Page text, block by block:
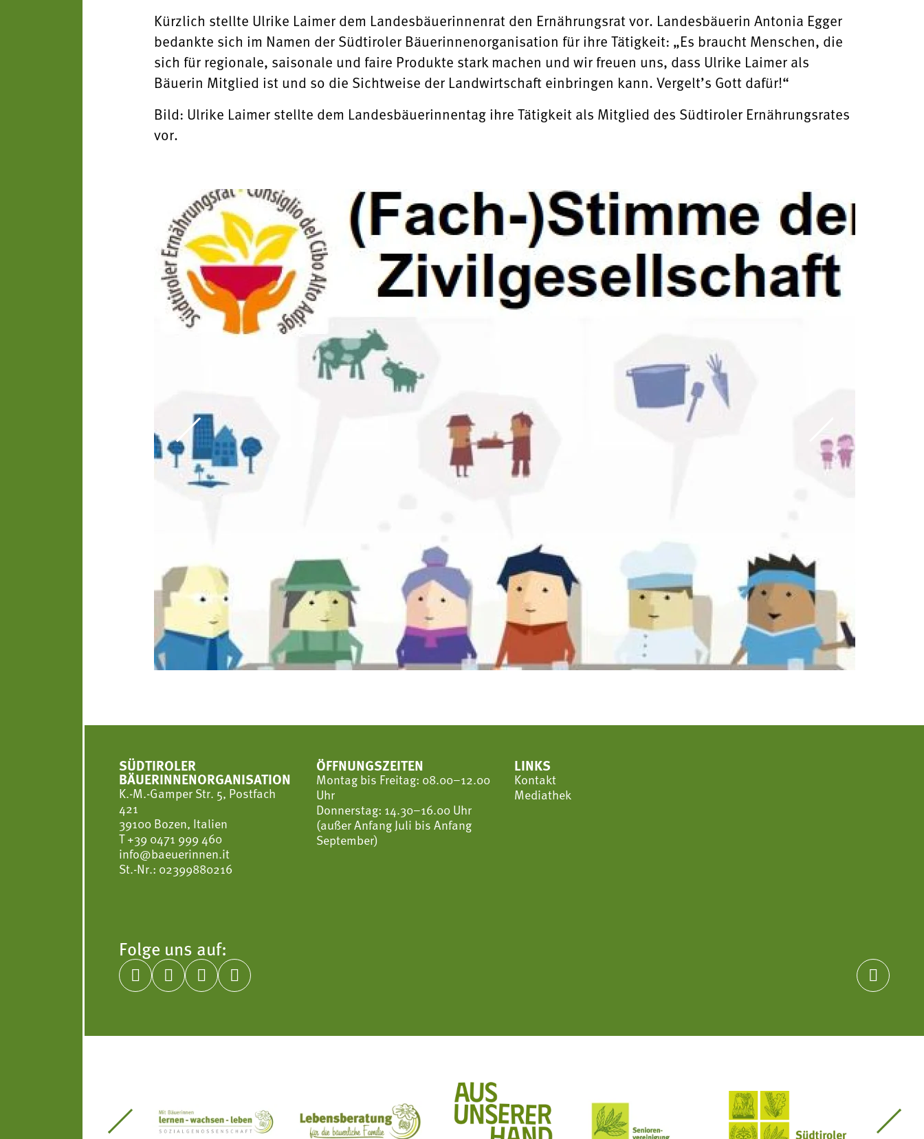
Kürzlich stellte Ulrike Laimer dem Landesbäuerinnenrat den Ernährungsrat vor. Landesbäuerin Antonia Egger
bedankte sich im Namen der Südtiroler Bäuerinnenorganisation für ihre Tätigkeit: „Es braucht Menschen, die
sich für regionale, saisonale und faire Produkte stark machen und wir freuen uns, dass Ulrike Laimer als
Bäuerin Mitglied ist und so die Sichtweise der Landwirtschaft einbringen kann. Vergelt’s Gott dafür!“
Bild: Ulrike Laimer stellte dem Landesbäuerinnentag ihre Tätigkeit als Mitglied des Südtiroler Ernährungsrates
vor.
SÜDTIROLER
BÄUERINNENORGANISATION
K.-M.-Gamper Str. 5, Postfach
421
39100 Bozen, Italien
T+39 0471 999 460
info@baeuerinnen.it
St.-Nr.: 02399880216
ÖFFNUNGSZEITEN
Montag bis Freitag: 08.00–12.00
Uhr
Donnerstag: 14.30–16.00 Uhr
(außer Anfang Juli bis Anfang
September)
LINKS
Kontakt
Mediathek
Folge uns auf:
    
Südtiroler Gärtnervereinigung Sozialgenossenschaft Mit Bäuerinnen lernen - wachsen - leben
Lebensberatung für die bäuerliche Familie
Aus unserer Hand Seniorenvereinigung im SBB Südtiroler Bauernbund